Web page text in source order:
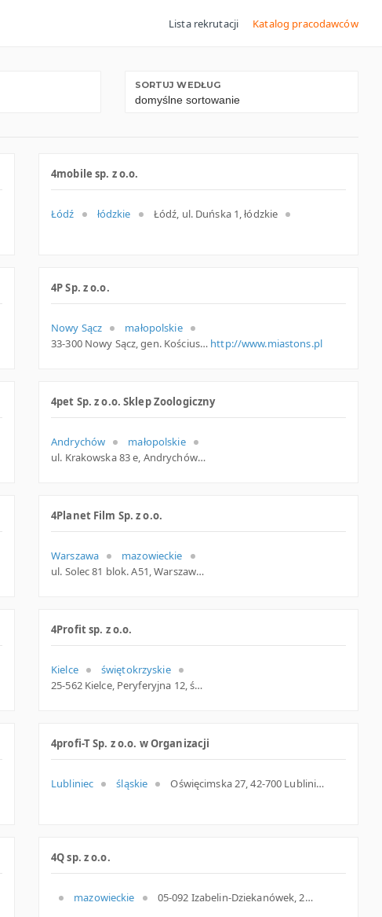
Lista rekrutacji Katalog pracodawców
SORTUJ WEDŁUG
4mobile sp. z o.o.
Łódź łódzkie Łódź, ul. Duńska 1, łódzkie
4P Sp. z o.o.
Nowy Sącz
małopolskie
33-300 Nowy Sącz, gen. Kościuszki 7, woj. Małopolskie, pow. Nowy Sącz, gm. Nowy Sącz http://www.miastons.pl
4pet Sp. z o.o. Sklep Zoologiczny
Andrychów
małopolskie
ul. Krakowska 83 e, Andrychów
4Planet Film Sp. z o.o.
Warszawa
mazowieckie
ul. Solec 81 blok. A51, Warszawa
4Profit sp. z o.o.
Kielce
świętokrzyskie
25-562 Kielce, Peryferyjna 12, świętokrzyskie
4profi-T Sp. z o.o. w Organizacji
Lubliniec śląskie Oświęcimska 27, 42-700 Lubliniec
4Q sp. z o.o.
mazowieckie 05-092 Izabelin-Dziekanówek, 2, mazowieckie